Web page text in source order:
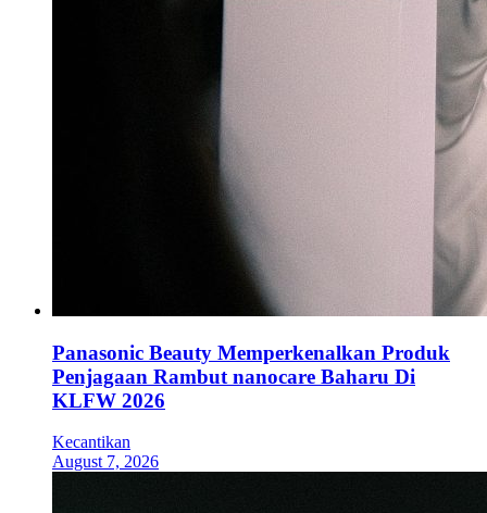
Panasonic Beauty Memperkenalkan Produk
Penjagaan Rambut nanocare Baharu Di
KLFW 2026
Kecantikan
August 7, 2026